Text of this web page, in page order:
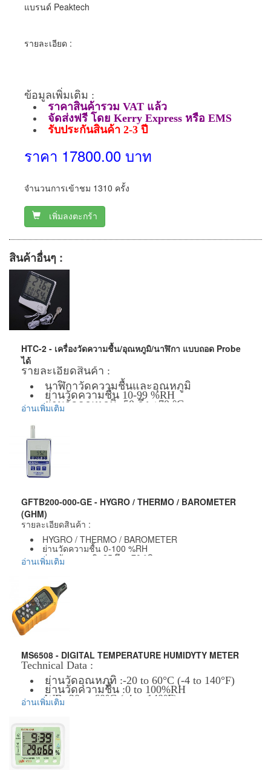
แบรนด์ Peaktech
รายละเอียด :
ข้อมูลเพิ่มเติม :
ราคาสินค้ารวม VAT แล้ว
จัดส่งฟรี โดย Kerry Express หรือ EMS
รับประกันสินค้า 2-3 ปี
ราคา 17800.00 บาท
จำนวนการเข้าชม 1310 ครั้ง
เพิ่มลงตะกร้า
สินค้าอื่นๆ :
HTC-2 - เครื่องวัดความชื้น/อุณหภูมิ/นาฬิกา แบบถอด Probe
ได้
รายละเอียดสินค้า :
นาฬิกาวัดความชื้นและอุณหภูมิ
ย่านวัดความชื้น 10-99 %RH
ย่านวัดอุณหภูมิ -50 ถึง +70 °C
ใช้แบตเตอรี่ AAA 1.5V 1ก้อน
ข้อมูลเพิ่มเติม :
ราคาสินค้ารวม VAT แล้ว
จัดส่งฟรี โดย Kerry Express หรือ EMS
รับประกันสินค้า 1-2 ปี
อ่านเพิ่มเติม
GFTB200-000-GE - HYGRO / THERMO / BAROMETER
(GHM)
รายละเอียดสินค้า :
HYGRO / THERMO / BAROMETER
ย่านวัดความชื้น 0-100 %RH
ย่านวัดอุณหภูมิ -25 ถึง +70 °C
ย่านวัดความดันบรรยากาศ 10-1,100 mbar
wet bulb temperature Twb: -27.0 ... +70.0 °C
Alarm function and PC interface
ข้อมูลเพิ่มเติม :
ราคาสินค้ารวม VAT แล้ว
อ่านเพิ่มเติม
MS6508 - DIGITAL TEMPERATURE HUMIDYTY METER
Technical Data :
ย่านวัดอุณหภูทิ :-20 to 60°C (-4 to 140°F)
ย่านวัดความชื้น :0 to 100%RH
WB:-20 to 60°C (-4 to 140°F)
DP:-50 to 60°C (-58 to 140°F)
±1.0°C(-20 to 0°C,45 to 60°C)
±2.0% RH (10% to 90%)
±3.0% RH (0% to 10%,90% to 100%)
อ่านเพิ่มเติม